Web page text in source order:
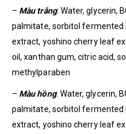
– Màu trắng: Water, glycerin,
palmitate, sorbitol fermented
extract, yoshino cherry leaf
oil, xanthan gum, citric acid,
methylparaben
– Màu hồng: Water, glycerin,
palmitate, sorbitol fermented
extract, yoshino cherry leaf